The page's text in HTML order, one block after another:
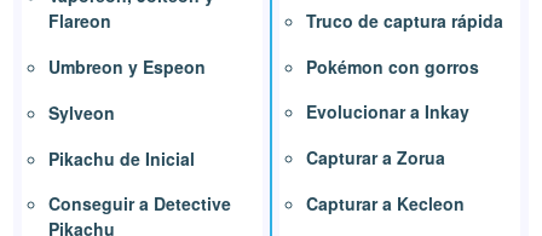
Flareon
Umbreon y Espeon
Sylveon
Pikachu de Inicial
Conseguir a Detective
Pikachu
Truco de captura rápida
Pokémon con gorros
Evolucionar a Inkay
Capturar a Zorua
Capturar a Kecleon